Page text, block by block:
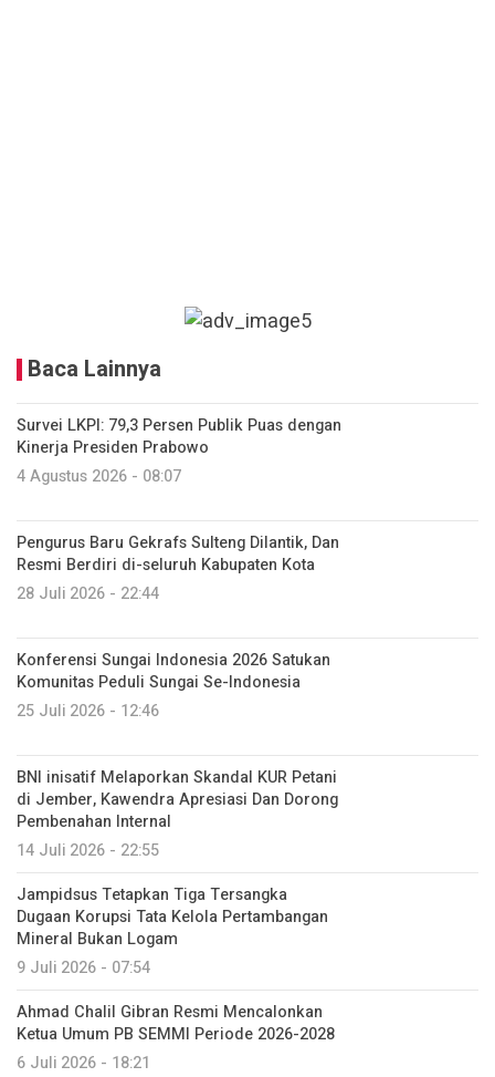
Baca Lainnya
Survei LKPI: 79,3 Persen Publik Puas dengan
Kinerja Presiden Prabowo
4 Agustus 2026 - 08:07
Pengurus Baru Gekrafs Sulteng Dilantik, Dan
Resmi Berdiri di-seluruh Kabupaten Kota
28 Juli 2026 - 22:44
Konferensi Sungai Indonesia 2026 Satukan
Komunitas Peduli Sungai Se-Indonesia
25 Juli 2026 - 12:46
BNI inisatif Melaporkan Skandal KUR Petani
di Jember, Kawendra Apresiasi Dan Dorong
Pembenahan Internal
14 Juli 2026 - 22:55
Jampidsus Tetapkan Tiga Tersangka
Dugaan Korupsi Tata Kelola Pertambangan
Mineral Bukan Logam
9 Juli 2026 - 07:54
Ahmad Chalil Gibran Resmi Mencalonkan
Ketua Umum PB SEMMI Periode 2026-2028
6 Juli 2026 - 18:21